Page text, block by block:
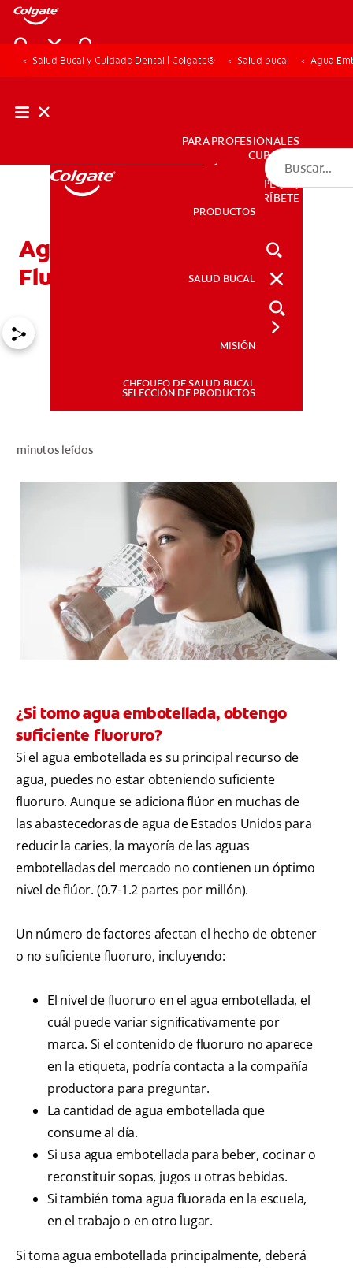
PRODUCTOS
PARA PROFESIONALES
CUPONES
DÓNDE COMPRAR
PE (ES)
PARA PROFESIONALES
CUPONES
DÓNDE COMPRAR
PE (ES)
SUSCRÍBETE
PRODUCTOS
SALUD BUCAL
MISIÓN
CHEQUEO DE SALUD BUCAL
SELECCIÓN DE PRODUCTOS
Salud Bucal y Cuidado Dental | Colgate® Salud bucal Agua
Agua Embotellada Y
Fluoruro
minutos leídos
¿Si tomo agua embotellada, obtengo
suficiente fluoruro?
Si el agua embotellada es su principal recurso de
agua, puedes no estar obteniendo suficiente
fluoruro. Aunque se adiciona flúor en muchas de
las abastecedoras de agua de Estados Unidos para
reducir la caries, la mayoría de las aguas
embotelladas del mercado no contienen un óptimo
nivel de flúor. (0.7-1.2 partes por millón).
Un número de factores afectan el hecho de obtener
o no suficiente fluoruro, incluyendo:
El nivel de fluoruro en el agua embotellada, el
cuál puede variar significativamente por
marca. Si el contenido de fluoruro no aparece
en la etiqueta, podría contacta a la compañía
productora para preguntar.
La cantidad de agua embotellada que
consume al día.
Si usa agua embotellada para beber, cocinar o
reconstituir sopas, jugos u otras bebidas.
Si también toma agua fluorada en la escuela,
en el trabajo o en otro lugar.
Si toma agua embotellada principalmente, deberá